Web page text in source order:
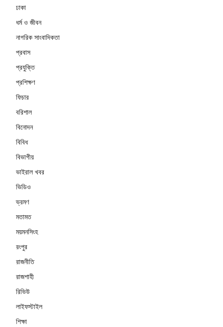
ঢাকা
ধর্ম ও জীবন
নাগরিক সাংবাদিকতা
প্রবাস
প্রযুক্তি
প্রশিক্ষণ
ফিচার
বরিশাল
বিনোদন
বিবিধ
বিভাগীয়
ভাইরাল খবর
ভিডিও
ভ্রমণ
মতামত
ময়মনসিংহ
রংপুর
রাজনীতি
রাজশাহী
রিভিউ
লাইফস্টাইল
শিক্ষা